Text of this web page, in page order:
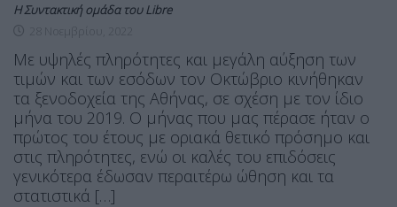
Η Συντακτική ομάδα του Libre
Με υψηλές πληρότητες και μεγάλη αύξηση των
τιμών και των εσόδων τον Οκτώβριο κινήθηκαν
τα ξενοδοχεία της Αθήνας, σε σχέση με τον ίδιο
μήνα του 2019. Ο μήνας που μας πέρασε ήταν ο
πρώτος του έτους με οριακά θετικό πρόσημο και
στις πληρότητες, ενώ οι καλές του επιδόσεις
γενικότερα έδωσαν περαιτέρω ώθηση και τα
στατιστικά […]